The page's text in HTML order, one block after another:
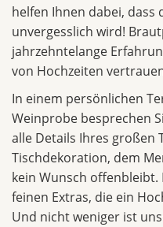
helfen Ihnen dabei, dass
unvergesslich wird!
jahrzehntelange
von Hochzeiten
In einem persönlichen
Weinprobe besprechen
alle Details Ihres großen
Tischdekoration, dem
kein Wunsch
feinen Extras, die ein
Und nicht weniger ist